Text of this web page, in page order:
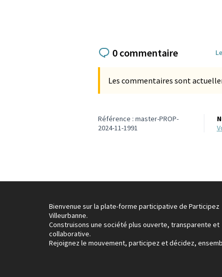
0 commentaire
Les commentaires sont
Référence : master-PROP-
2024-11-1991
Bienvenue sur la plate-forme participative de Participez
Villeurbanne.
Construisons une société plus ouverte, transparente et
collaborative.
Rejoignez le mouvement, participez et décidez,